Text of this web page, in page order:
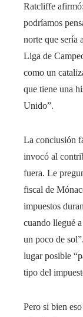
Ratcliffe
podríamos
norte que sería
Liga de
como un
que tiene una
Unido”.
La conclusión
invocó al
fuera. Le
fiscal de
impuestos
cuando llegué
un poco de
lugar posible
tipo del
Pero si bien